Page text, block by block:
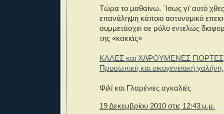
Τώρα το μαθαίνω. ΄Ισως γι’ αυτό
επανάληψη κάποιο αστυνομικό
συμμετάσχει σε ρόλο εντελώς
της «κακιάς»
ΚΑΛΕΣ και ΧΑΡΟΥΜΕΝΕΣ ΓΙΟΡΤΕΣ
Προσωπική και οικογενειακή
Φιλί και Γλαρένιες αγκαλιές
19 Δεκεμβρίου 2010 στις 12:43 μ.μ.